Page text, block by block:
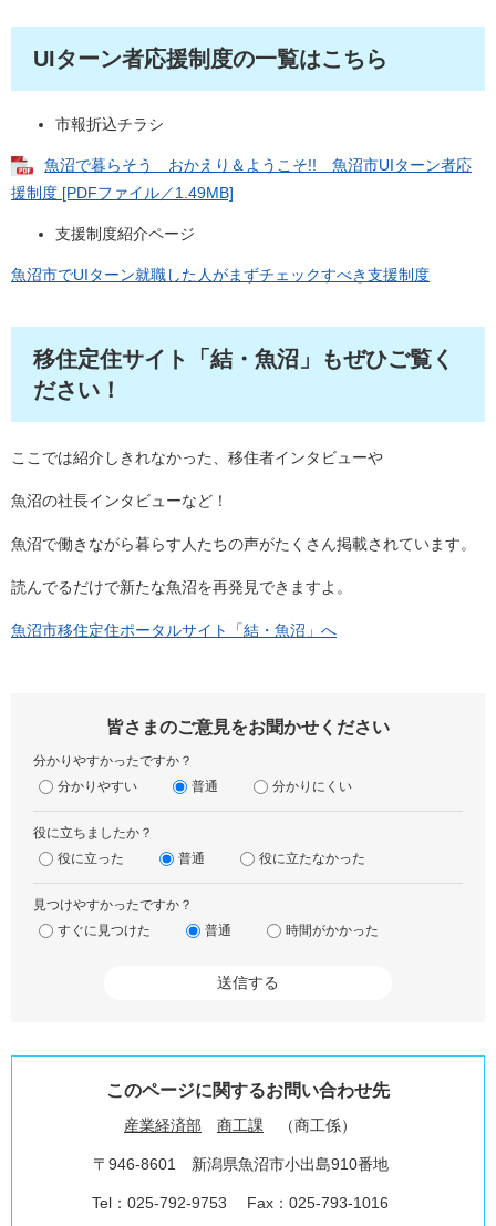
UIターン者応援制度の一覧はこちら
市報折込チラシ
魚沼で暮らそう おかえり＆ようこそ!! 魚沼市UIターン者応
援制度 [PDFファイル／1.49MB]
支援制度紹介ページ
魚沼市でUIターン就職した人がまずチェックすべき支援制度
移住定住サイト「結・魚沼」もぜひご覧く
ださい！
ここでは紹介しきれなかった、移住者インタビューや
魚沼の社長インタビューなど！
魚沼で働きながら暮らす人たちの声がたくさん掲載されています。
読んでるだけで新たな魚沼を再発見できますよ。
魚沼市移住定住ポータルサイト「結・魚沼」へ
皆さまのご意見をお聞かせください
分かりやすかったですか？
分かりやすい
普通 分かりにくい
役に立ちましたか？
役に立った
普通 役に立たなかった
見つけやすかったですか？
すぐに見つけた
普通 時間がかかった
このページに関するお問い合わせ先
産業経済部 商工課 商工係
〒946-8601 新潟県魚沼市小出島910番地
Tel：025-792-9753
Fax：025-793-1016